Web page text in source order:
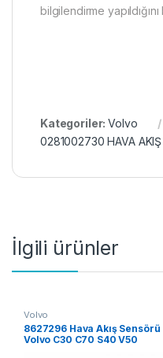
bilgilendirme
Kategoriler:Volvo
0281002730 HAVA
İlgili ürünler
Volvo
8627296 Hava Akış Sensörü
Volvo C30 C70 S40 V50